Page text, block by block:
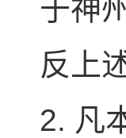
于神
反上
2. 凡